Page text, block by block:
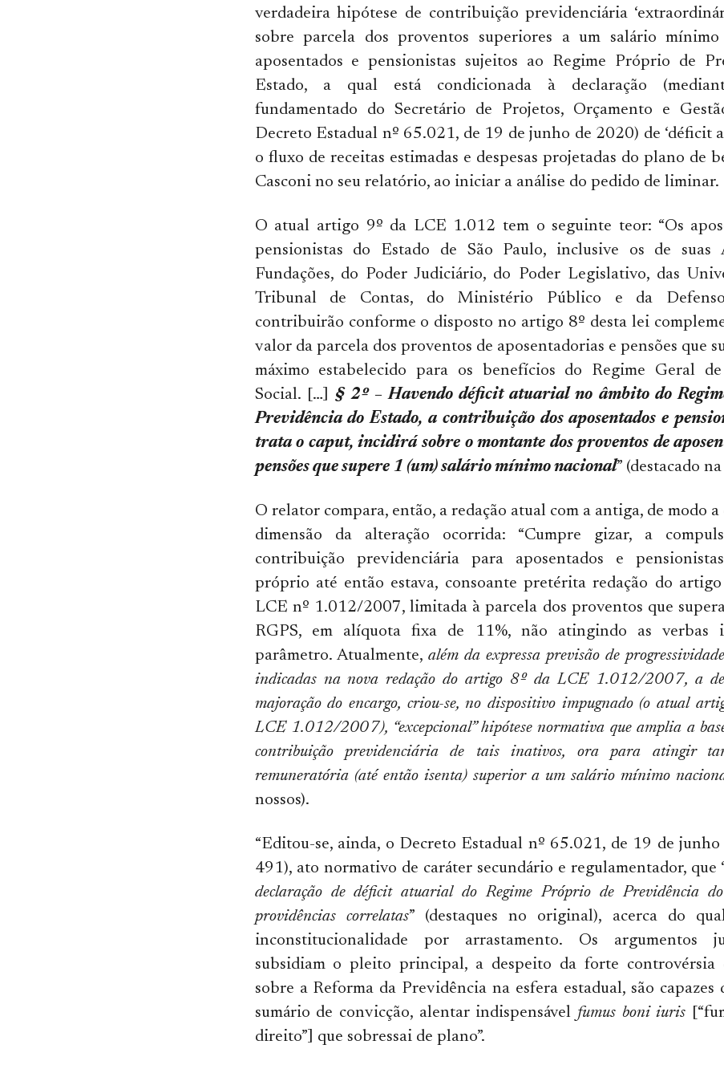
verdadeira hipótese de contribuição previdenciária
sobre parcela dos proventos superiores a um salário
aposentados e pensionistas sujeitos ao Regime Próprio de
Estado, a qual está condicionada à declaração
fundamentado do Secretário de Projetos, Orçamento e
Decreto Estadual nº 65.021, de 19 de junho de 2020) de ‘déficit
o fluxo de receitas estimadas e despesas projetadas do plano de
Casconi no seu relatório, ao iniciar a análise do pedido de liminar.
O atual artigo 9º da LCE 1.012 tem o seguinte teor: “Os
pensionistas do Estado de São Paulo, inclusive os de suas
Fundações, do Poder Judiciário, do Poder Legislativo, das
Tribunal de Contas, do Ministério Público e da
contribuirão conforme o disposto no artigo 8º desta lei
valor da parcela dos proventos de aposentadorias e pensões que
máximo estabelecido para os benefícios do Regime Geral
Social. […]§ 2º – Havendo déficit atuarial no âmbito do
Previdência do Estado, a contribuição dos aposentados e
trata o caput, incidirá sobre o montante dos proventos de
pensões que supere 1 (um) salário mínimo nacional” (destacado
O relator compara, então, a redação atual com a antiga, de modo
dimensão da alteração ocorrida: “Cumpre gizar, a
contribuição previdenciária para aposentados e
próprio até então estava, consoante pretérita redação do
LCE nº 1.012/2007, limitada à parcela dos proventos que
RGPS, em alíquota fixa de 11%, não atingindo as verbas
parâmetro. Atualmente, além da expressa previsão de
indicadas na nova redação do artigo 8º da LCE 1.012/2007, a
majoração do encargo, criou-se, no dispositivo impugnado (o atual
LCE 1.012/2007), “excepcional” hipótese normativa que amplia a
contribuição previdenciária de tais inativos, ora para atingir
remuneratória (até então isenta) superior a um salário mínimo
nossos).
“Editou-se, ainda, o Decreto Estadual nº 65.021, de 19 de
491), ato normativo de caráter secundário e regulamentador, que
declaração de déficit atuarial do Regime Próprio de Previdência
providências correlatas” (destaques no original), acerca do
inconstitucionalidade por arrastamento. Os argumentos
subsidiam o pleito principal, a despeito da forte controvérsia
sobre a Reforma da Previdência na esfera estadual, são capazes
sumário de convicção, alentar indispensável fumus boni iuris
direito”] que sobressai de plano”.